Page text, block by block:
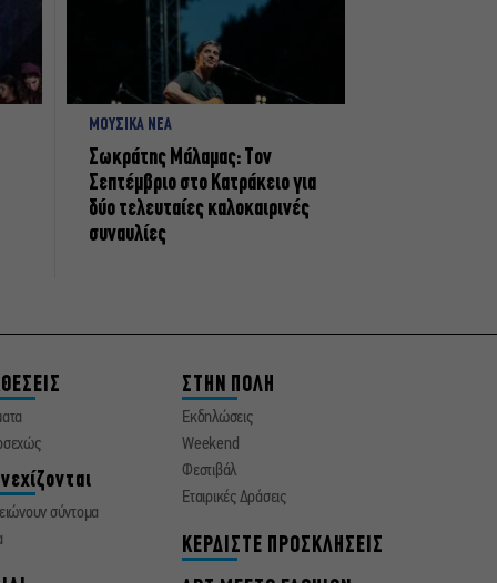
ΜΟΥΣΙΚΑ ΝΕΑ
Σωκράτης Μάλαμας: Τον
Σεπτέμβριο στο Κατράκειο για
δύο τελευταίες καλοκαιρινές
συναυλίες
σύντομα
ΣΤΗΝ ΠΟΛΗ
Εκδηλώσεις
Weekend
Φεστιβάλ
Εταιρικές Δράσεις
ΚΕΡΔΙΣΤΕ ΠΡΟΣΚΛΗΣΕΙΣ